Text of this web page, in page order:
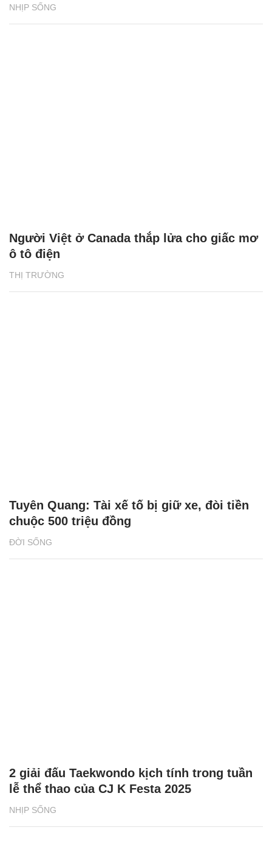
NHỊP SỐNG
THỊ TRƯỜNG
Người Việt ở Canada thắp lửa cho giấc mơ
ô tô điện
ĐỜI SỐNG
Tuyên Quang: Tài xế tố bị giữ xe, đòi tiền
chuộc 500 triệu đồng
NHỊP SỐNG
2 giải đấu Taekwondo kịch tính trong tuần
lễ thể thao của CJ K Festa 2025